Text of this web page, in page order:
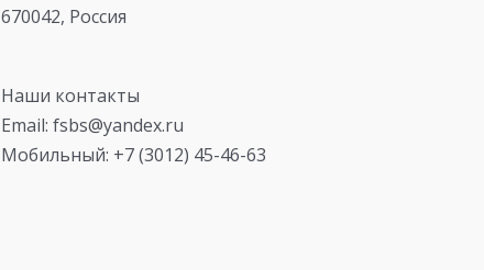
670042, Россия
Наши контакты
Email: fsbs@yandex.ru
Мобильный: +7 (3012) 45-46-63